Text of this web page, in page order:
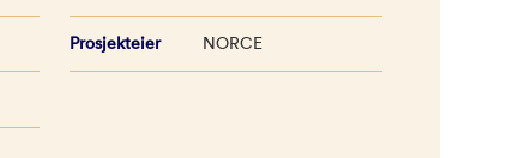
Prosjekteier NORCE